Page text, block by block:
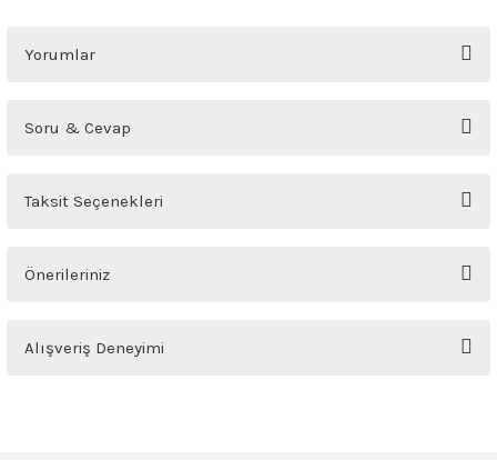
Yorumlar
Soru & Cevap
Ürün hakkında henüz soru sorulmamış.
Taksit Seçenekleri
Önerileriniz
Bu ürünün fiyat bilgisi, resim, ürün açıklamalarında ve diğer konularda
yetersiz gördüğünüz noktaları öneri formunu kullanarak tarafımıza
Alışveriş Deneyimi